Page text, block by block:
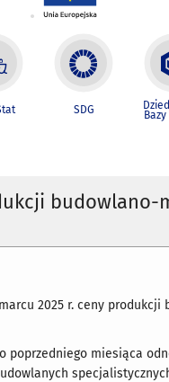
SDG
budowlano-
2025 r. ceny
poprzedniego miesiąca